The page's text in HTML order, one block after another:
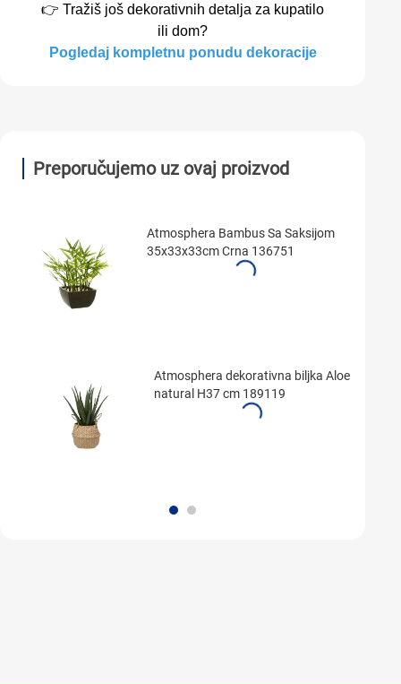
👉 Tražiš još dekorativnih detalja za kupatilo
ili dom?
Pogledaj kompletnu ponudu dekoracije
Preporučujemo uz ovaj proizvod
Atmosphera Bambus Sa Saksijom
35x33x33cm Crna 136751
Atmosphera dekorativna biljka Aloe
natural H37 cm 189119